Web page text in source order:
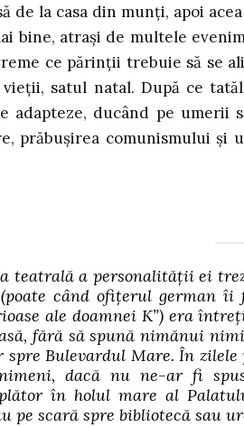
de la casa din munți, apoi
bine, atrași de multele
ce părinții trebuie să se
satul natal. După ce
adapteze, ducând pe umerii
prăbușirea comunismului și
teatrală a personalității ei
când ofițerul german îi
ale doamnei K”) era
fără să spună nimănui
spre Bulevardul Mare. În
dacă nu ne-ar fi
în holul mare al
pe scară spre bibliotecă sau